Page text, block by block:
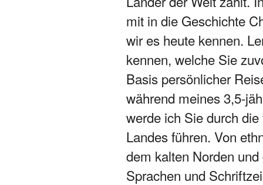
mit in die Geschichte
wir es heute kennen.
kennen, welche Sie
Basis persönlicher
während meines 3,5-
werde ich Sie durch
Landes führen. Von
dem kalten Norden
Sprachen und